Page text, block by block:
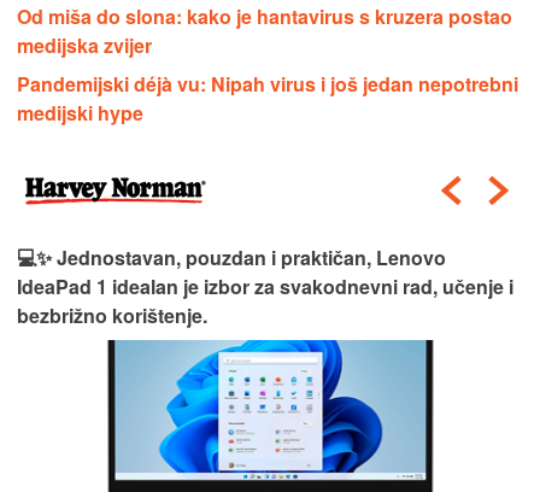
Od miša do slona: kako je hantavirus s kruzera postao
medijska zvijer
Pandemijski déjà vu: Nipah virus i još jedan nepotrebni
medijski hype
💻✨ Jednostavan, pouzdan i praktičan, Lenovo
IdeaPad 1 idealan je izbor za svakodnevni rad, učenje i
bezbrižno korištenje.